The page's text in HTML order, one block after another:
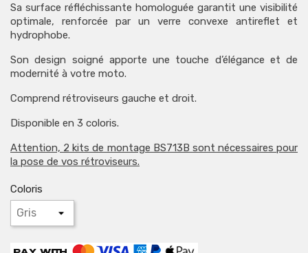
Sa surface réfléchissante homologuée garantit une visibilité
optimale, renforcée par un verre convexe antireflet et
hydrophobe.
Son design soigné apporte une touche d’élégance et de
modernité à votre moto.
Comprend rétroviseurs gauche et droit.
Disponible en 3 coloris.
Attention, 2 kits de montage BS713B sont nécessaires pour
la pose de vos rétroviseurs.
Coloris